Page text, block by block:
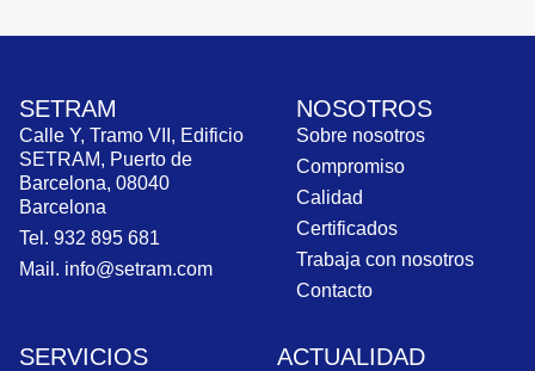
SETRAM
Calle Y, Tramo VII, Edificio
SETRAM, Puerto de
Barcelona, 08040
Barcelona
Tel. 932 895 681
Mail. info@setram.com
NOSOTROS
Sobre nosotros
Compromiso
Calidad
Certificados
Trabaja con nosotros
Contacto
SERVICIOS ACTUALIDAD